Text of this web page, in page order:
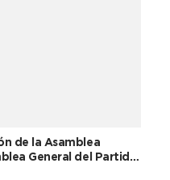
de la Asamblea
General del Partido